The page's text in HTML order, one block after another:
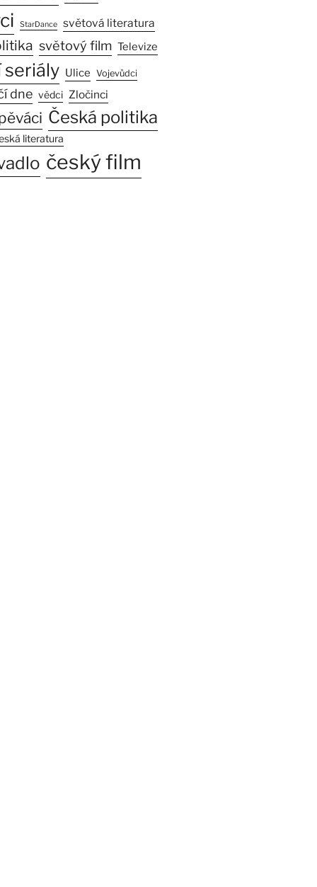
StarDance světová literatura
světový film Televize
Ulice Vojevůdci
dne vědci Zločinci
Česká politika
literatura
český film